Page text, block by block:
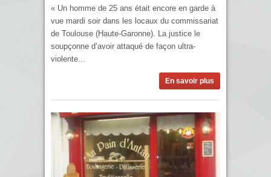
« Un homme de 25 ans était encore en garde à
vue mardi soir dans les locaux du commissariat
de Toulouse (Haute-Garonne). La justice le
soupçonne d’avoir attaqué de façon ultra-
violente...
En savoir plus